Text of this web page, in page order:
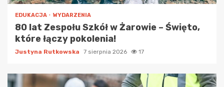
EDUKACJA WYDARZENIA
80 lat Zespołu Szkół w Żarowie – Święto,
które łączy pokolenia!
Justyna Rutkowska 7 sierpnia 2026 17